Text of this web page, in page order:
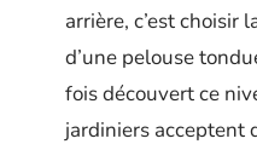
arrière, c’est choisir
d’une pelouse
fois découvert ce
jardiniers acceptent